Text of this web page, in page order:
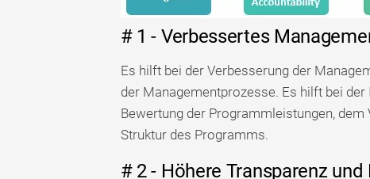
# 1 - Verbessertes
Es hilft bei der Verbesserung der
der Managementprozesse. Es hilft bei
Bewertung der Programmleistungen,
Struktur des Programms.
# 2 - Höhere Transparenz